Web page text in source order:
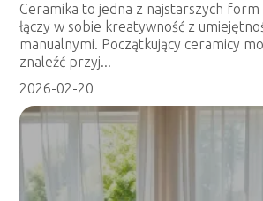
Ceramika to jedna z najstarszych
łączy w sobie kreatywność z
manualnymi. Początkujący ceramicy
znaleźć przyj...
2026-02-20